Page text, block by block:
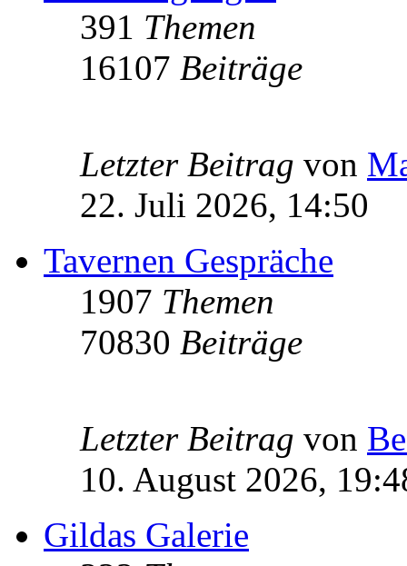
391 Themen
16107 Beiträge
Letzter Beitrag von
22. Juli 2026, 14:50
Tavernen Gespräche
1907 Themen
70830 Beiträge
Letzter Beitrag von
10. August 2026,
Gildas Galerie